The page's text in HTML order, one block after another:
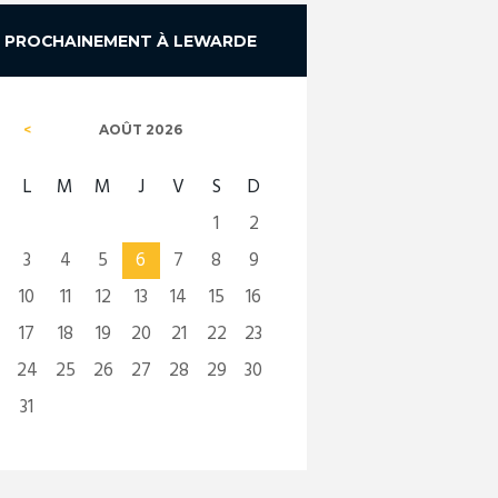
PROCHAINEMENT À LEWARDE
AOÛT 2026
L M M J V S
D
1
2
3
4 5 6 7 8
9
10
11 12 13 14 15
16
17
18 19 20 21 22
23
24
25 26 27 28 29
30
31